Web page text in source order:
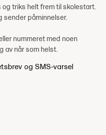
triks helt frem til skolestart.
sender påminnelser.
nummeret med noen
av når som helst.
og SMS-varsel